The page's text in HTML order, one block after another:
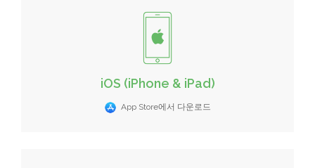
iOS (iPhone & iPad)
App Store에서 다운로드